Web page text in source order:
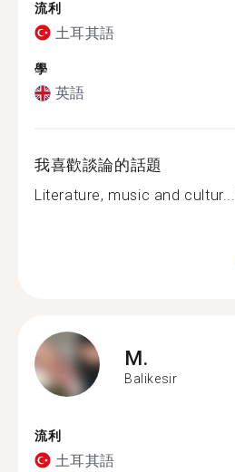
流利
土耳其語
學
英語
我喜歡談論的話題
Literature, music and cultur...
M.
Balikesir
流利
土耳其語